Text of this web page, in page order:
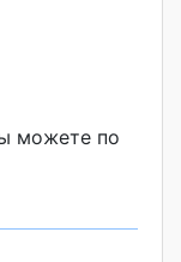
можете по